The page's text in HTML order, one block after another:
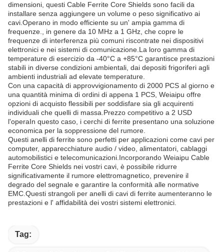
dimensioni, questi Cable Ferrite Core Shields sono facili da
installare senza aggiungere un volume o peso significativo ai
cavi.Operano in modo efficiente su un' ampia gamma di
frequenze., in genere da 10 MHz a 1 GHz, che copre le
frequenze di interferenza più comuni riscontrate nei dispositivi
elettronici e nei sistemi di comunicazione.La loro gamma di
temperature di esercizio da -40°C a +85°C garantisce prestazioni
stabili in diverse condizioni ambientali, dai depositi frigoriferi agli
ambienti industriali ad elevate temperature.
Con una capacità di approvvigionamento di 2000 PCS al giorno e
una quantità minima di ordini di appena 1 PCS, Weiaipu offre
opzioni di acquisto flessibili per soddisfare sia gli acquirenti
individuali che quelli di massa.Prezzo competitivo a 2 USD
l'operaIn questo caso, i cerchi di ferrite presentano una soluzione
economica per la soppressione del rumore.
Questi anelli di ferrite sono perfetti per applicazioni come cavi per
computer, apparecchiature audio / video, alimentatori, cablaggi
automobilistici e telecomunicazioni.Incorporando Weiaipu Cable
Ferrite Core Shields nei vostri cavi, è possibile ridurre
significativamente il rumore elettromagnetico, prevenire il
degrado del segnale e garantire la conformità alle normative
EMC.Questi strangoli per anelli di cavi di ferrite aumenteranno le
prestazioni e l' affidabilità dei vostri sistemi elettronici.
Tag: